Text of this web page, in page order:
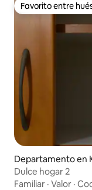
Favorito entre
Favorito entre
Departamento en
Dulce hogar 2
Familiar · Valor ·